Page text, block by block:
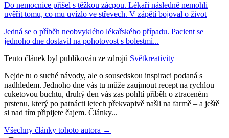
Do nemocnice přišel s těžkou zácpou. Lékaři následně nemohli
uvěřit tomu, co mu uvízlo ve střevech. V zápětí bojoval o život
Jedná se o příběh neobvyklého lékařského případu. Pacient se
jednoho dne dostavil na pohotovost s bolestmi...
Tento článek byl publikován ze zdrojů Světkreativity
Nejde tu o suché návody, ale o sousedskou inspiraci podaná s
nadhledem. Jednoho dne vás tu může zaujmout recept na rychlou
cuketovou buchtu, druhý den vás zas pohltí příběh o ztraceném
prstenu, který po patnácti letech překvapivě našli na farmě – a ještě
si nad tím připijete čajem. Články...
Všechny články tohoto autora →